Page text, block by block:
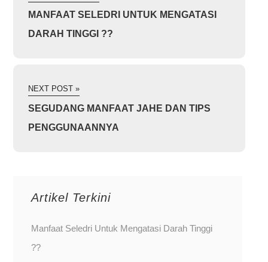
MANFAAT SELEDRI UNTUK MENGATASI
DARAH TINGGI ??
NEXT POST »
SEGUDANG MANFAAT JAHE DAN TIPS
PENGGUNAANNYA
Artikel Terkini
Manfaat Seledri Untuk Mengatasi Darah Tinggi
??